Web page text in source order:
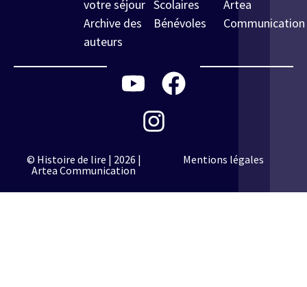
votre séjour
Archive des
auteurs
Scolaires
Bénévoles
Artea
Communication
© Histoire de lire | 2026 |
Artea Communication
Mentions légales